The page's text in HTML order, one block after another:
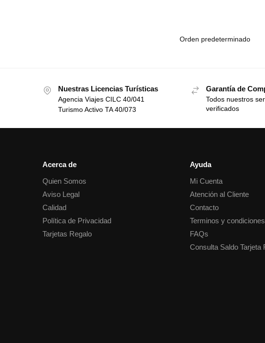
Nuestras Licencias Turísticas
Agencia Viajes CILC 40/041
Turismo Activo TA 40/073
Garantía de
Todos nuestros
verificados
Acerca de
Quien Somos
Aviso Legal
Calidad
Política de Privacidad
Tarjetas Regalo
Ayuda
Mi Cuenta
Atención al Cliente
Contacto
Terminos y condiciones
FAQs
Consulta Saldo Tarjeta